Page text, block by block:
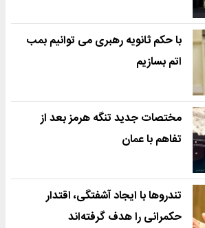
با حکم ثانویه رهبری می توانیم بمب
اتم بسازیم
مختصات جدید تنگه هرمز بعد از
تفاهم با عمان
تندروها با ایجاد آشفتگی، اقتدار
حکمرانی را هدف گرفته‌اند